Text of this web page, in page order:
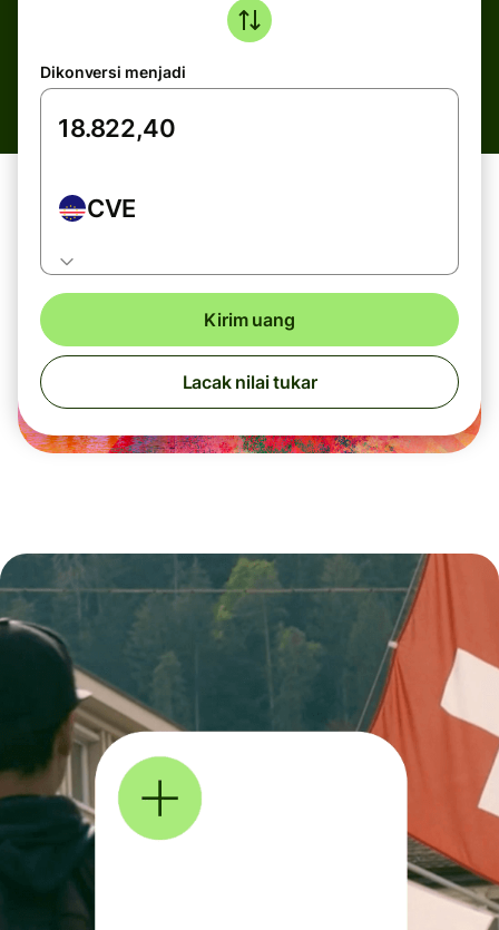
Dikonversi menjadi
CVE
Kirim uang
Lacak nilai tukar